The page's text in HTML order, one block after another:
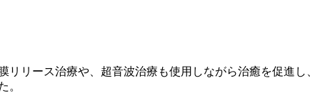
リース治療や、超音波治療も使用しながら治癒を促進
。